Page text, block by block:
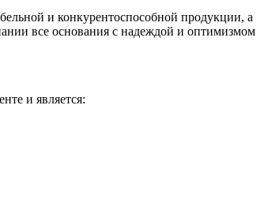
и конкурентоспособной продукции, а
все основания с надеждой и оптимизмом
и является: